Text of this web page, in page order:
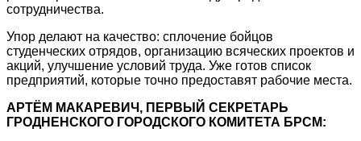
сотрудничества.
Упор делают на качество: сплочение бойцов
студенческих отрядов, организацию всяческих проектов и
акций, улучшение условий труда. Уже готов список
предприятий, которые точно предоставят рабочие места.
АРТЁМ МАКАРЕВИЧ, ПЕРВЫЙ СЕКРЕТАРЬ
ГРОДНЕНСКОГО ГОРОДСКОГО КОМИТЕТА БРСМ: